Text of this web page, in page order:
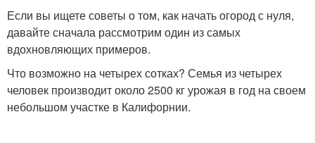
Если вы ищете советы о том, как начать огород с нуля,
давайте сначала рассмотрим один из самых
вдохновляющих примеров.
Что возможно на четырех сотках? Семья из четырех
человек производит около 2500 кг урожая в год на своем
небольшом участке в Калифорнии.